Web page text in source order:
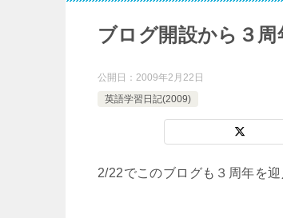
ブログ開設から３周
公開日： 2009年2月22日
英語学習日記(2009)
2/22でこのブログも３周年を迎